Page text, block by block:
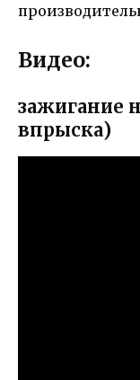
Видео:
зажигание
впрыска)